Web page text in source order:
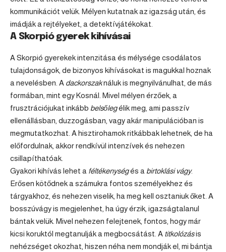
kommunikációt velük. Mélyen kutatnak az igazság után, és
imádják a rejtélyeket, a detektívjátékokat.
A Skorpió gyerek kihívásai
A Skorpió gyerekek intenzitása és mélysége csodálatos
tulajdonságok, de bizonyos kihívásokat is magukkal hoznak
a nevelésben. A dackorszaknáluk is megnyilvánulhat, de más
formában, mint egy Kosnál. Mivel mélyen érzőek, a
frusztrációjukat inkább belsőlegélik meg, ami passzív
ellenállásban, duzzogásban, vagy akár manipulációban is
megmutatkozhat. A hisztirohamok ritkábbak lehetnek, de ha
előfordulnak, akkor rendkívül intenzívek és nehezen
csillapíthatóak.
Gyakori kihívás lehet a féltékenységés a birtoklási vágy.
Erősen kötődnek a számukra fontos személyekhez és
tárgyakhoz, és nehezen viselik, ha meg kell osztaniuk őket. A
bosszúvágy is megjelenhet, ha úgy érzik, igazságtalanul
bántak velük. Mivel nehezen felejtenek, fontos, hogy már
kicsi koruktól megtanulják a megbocsátást. A titkolózásis
nehézséget okozhat, hiszen néha nem mondják el, mi bántja